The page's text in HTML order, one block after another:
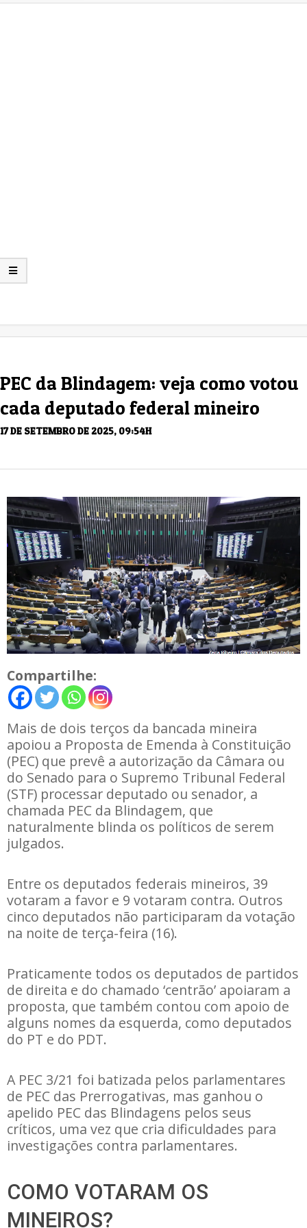
PEC da Blindagem: veja como votou
cada deputado federal mineiro
17 DE SETEMBRO DE 2025, 09:54H
Compartilhe:
Mais de dois terços da bancada mineira
apoiou a Proposta de Emenda à Constituição
(PEC) que prevê a autorização da Câmara ou
do Senado para o Supremo Tribunal Federal
(STF) processar deputado ou senador, a
chamada PEC da Blindagem, que
naturalmente blinda os políticos de serem
julgados.
Entre os deputados federais mineiros, 39
votaram a favor e 9 votaram contra. Outros
cinco deputados não participaram da votação
na noite de terça-feira (16).
Praticamente todos os deputados de partidos
de direita e do chamado ‘centrão’ apoiaram a
proposta, que também contou com apoio de
alguns nomes da esquerda, como deputados
do PT e do PDT.
A PEC 3/21 foi batizada pelos parlamentares
de PEC das Prerrogativas, mas ganhou o
apelido PEC das Blindagens pelos seus
críticos, uma vez que cria dificuldades para
investigações contra parlamentares.
COMO VOTARAM OS
MINEIROS?